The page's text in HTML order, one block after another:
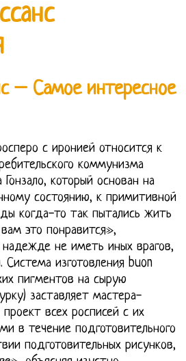
– Самое интересное
с иронией относится к
коммунизма
который основан на
состоянию, к примитивной
когда-то так пытались жить
это понравится»,
не иметь иных врагов,
изготовления buon
пигментов на сырую
заставляет мастера-
всех росписей с их
в течение подготовительного
подготовительных рисунков,